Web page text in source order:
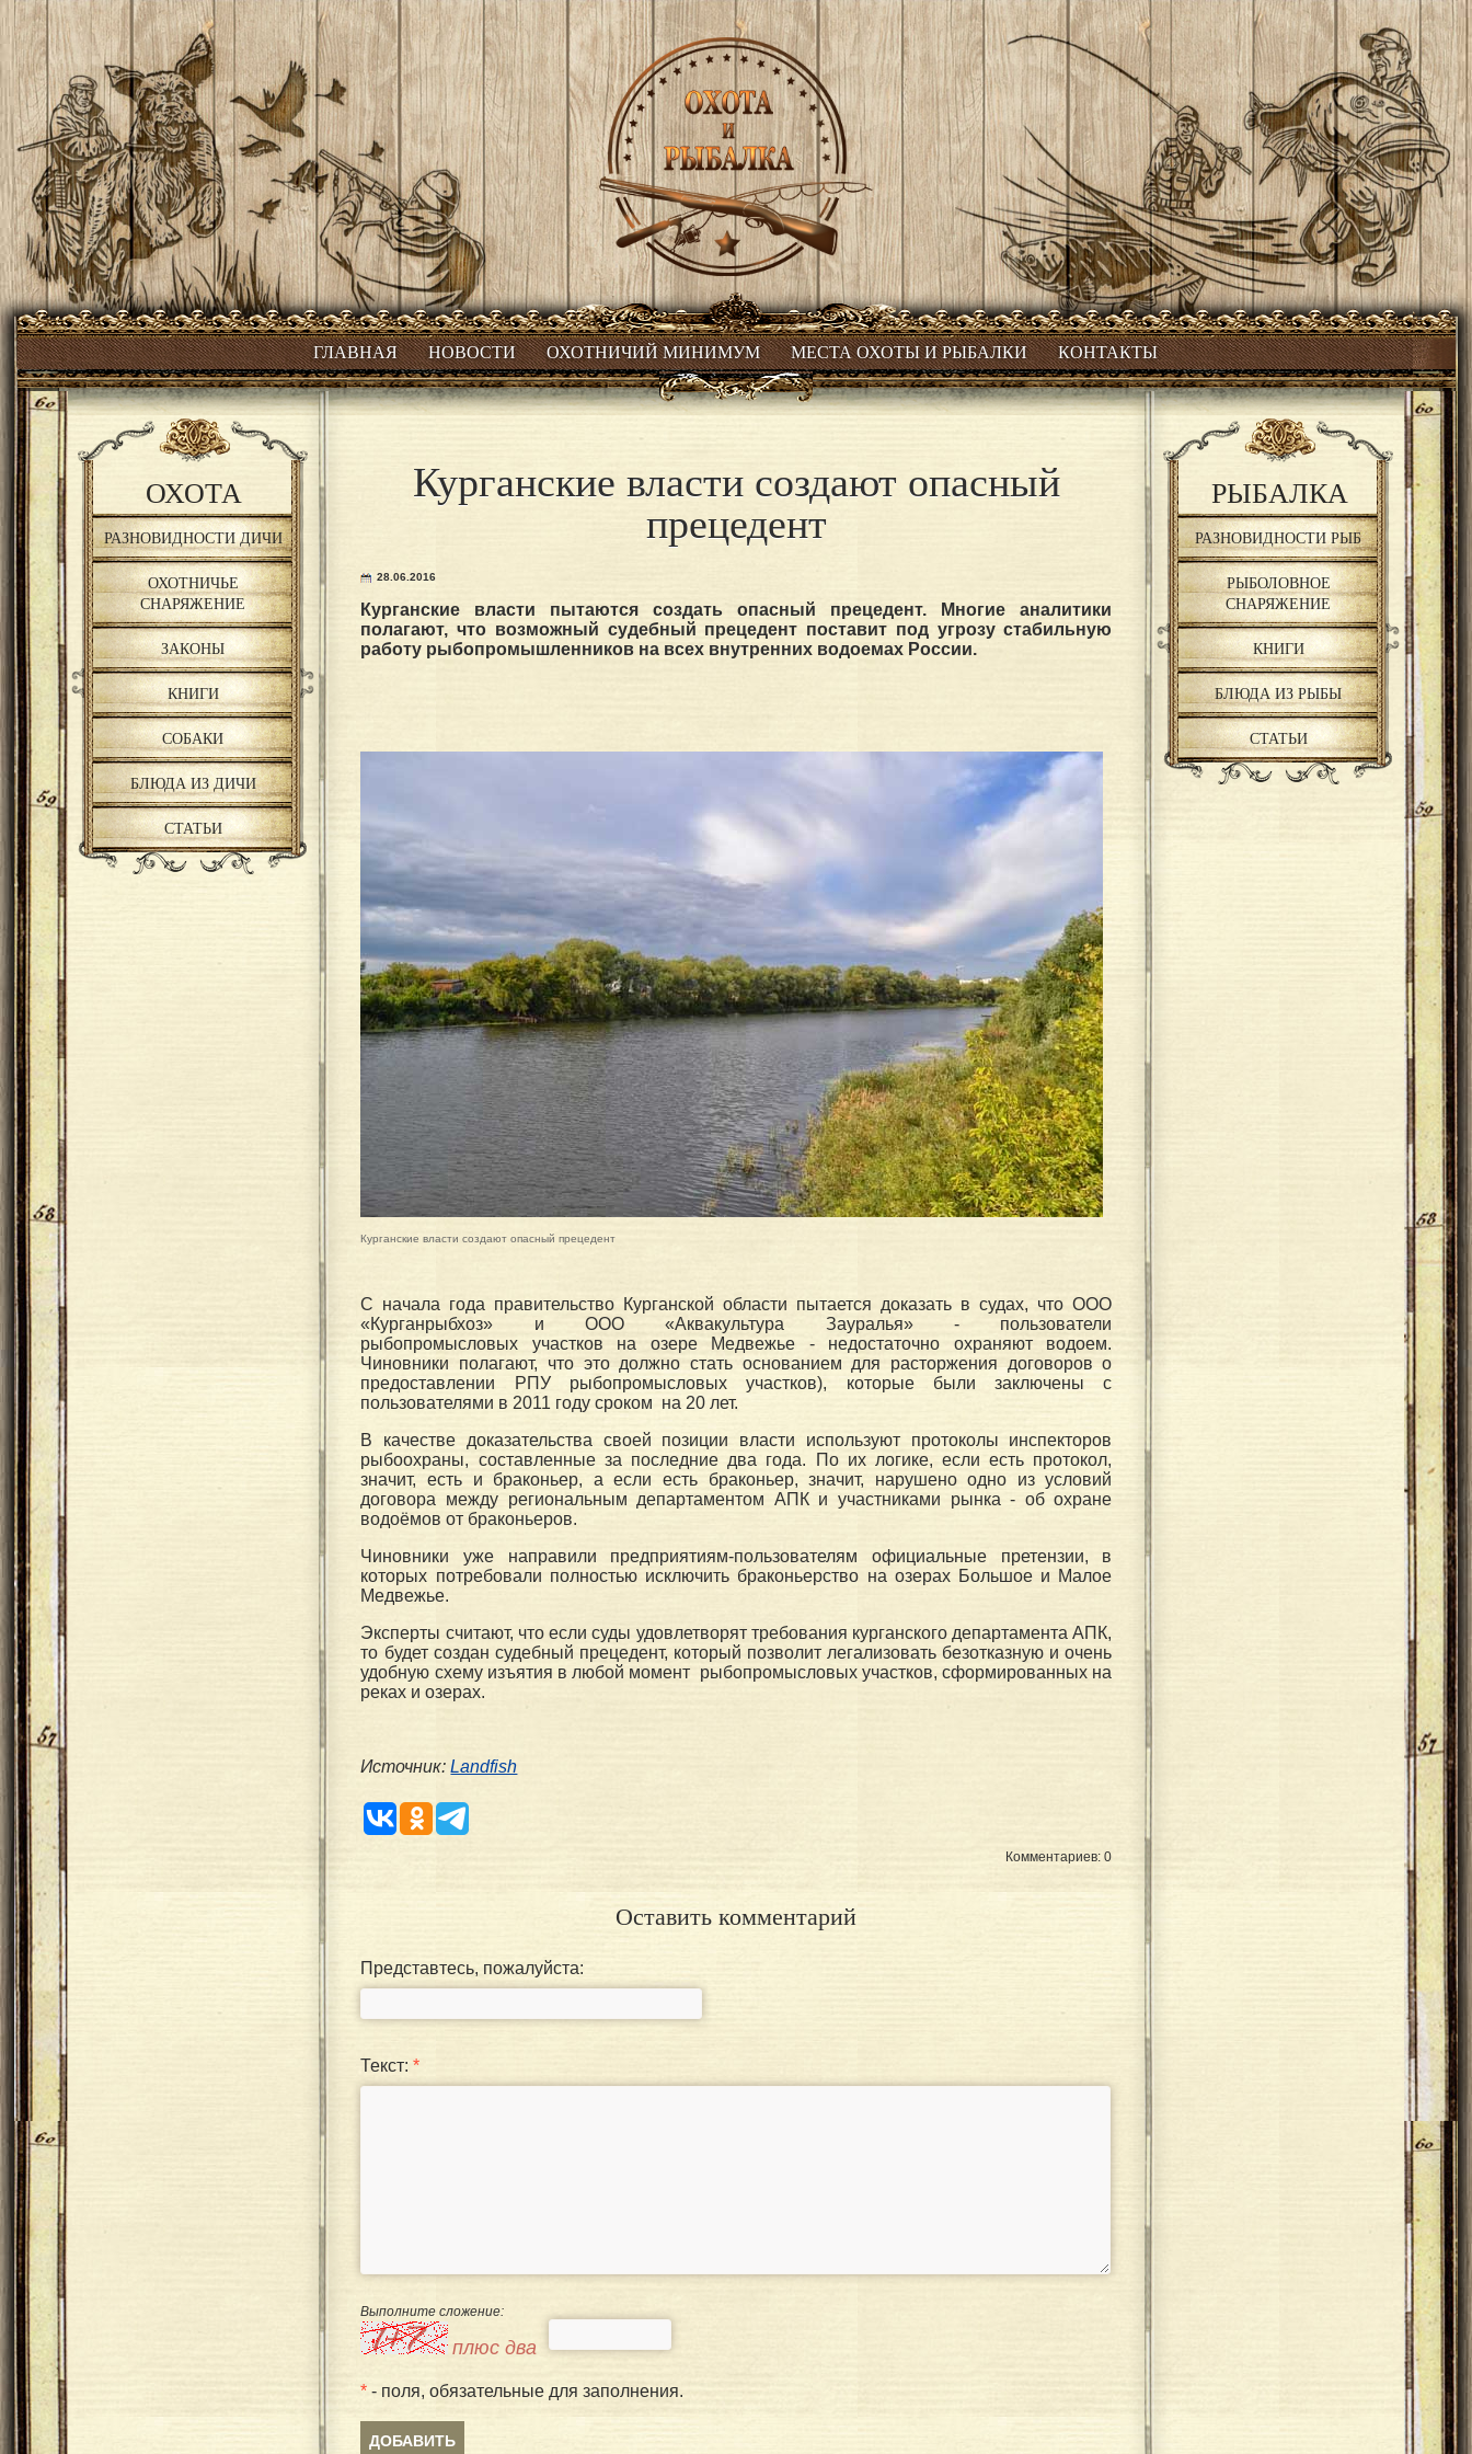
ГЛАВНАЯ НОВОСТИ ОХОТНИЧИЙ МИНИМУМ МЕСТА ОХОТЫ И РЫБАЛКИ КОНТАКТЫ
ОХОТА
РАЗНОВИДНОСТИ ДИЧИ
ОХОТНИЧЬЕ
СНАРЯЖЕНИЕ
ЗАКОНЫ
КНИГИ
СОБАКИ
БЛЮДА ИЗ ДИЧИ
СТАТЬИ
Курганские власти создают опасный
прецедент
28.06.2016
Курганские власти пытаются создать опасный прецедент. Многие аналитики
полагают, что возможный судебный прецедент поставит под угрозу стабильную
работу рыбопромышленников на всех внутренних водоемах России.
Курганские власти создают опасный прецедент
С начала года правительство Курганской области пытается доказать в судах, что ООО
«Курганрыбхоз» и ООО «Аквакультура Зауралья» - пользователи
рыбопромысловых участков на озере Медвежье - недостаточно охраняют водоем.
Чиновники полагают, что это должно стать основанием для расторжения договоров о
предоставлении РПУ рыбопромысловых участков), которые были заключены с
пользователями в 2011 году сроком на 20 лет.
В качестве доказательства своей позиции власти используют протоколы инспекторов
рыбоохраны, составленные за последние два года. По их логике, если есть протокол,
значит, есть и браконьер, а если есть браконьер, значит, нарушено одно из условий
договора между региональным департаментом АПК и участниками рынка - об охране
водоёмов от браконьеров.
Чиновники уже направили предприятиям-пользователям официальные претензии, в
которых потребовали полностью исключить браконьерство на озерах Большое и Малое
Медвежье.
Эксперты считают, что если суды удовлетворят требования курганского департамента АПК,
то будет создан судебный прецедент, который позволит легализовать безотказную и очень
удобную схему изъятия в любой момент рыбопромысловых участков, сформированных на
реках и озерах.
Источник:Landfish
Комментариев: 0
Оставить комментарий
Представтесь, пожалуйста:
Текст:*
Выполните сложение:
плюс два
* - поля, обязательные для заполнения.
РЫБАЛКА
РАЗНОВИДНОСТИ РЫБ
РЫБОЛОВНОЕ
СНАРЯЖЕНИЕ
КНИГИ
БЛЮДА ИЗ РЫБЫ
СТАТЬИ